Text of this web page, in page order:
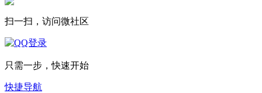
扫一扫，访问微社区
只需一步，快速开始
快捷导航